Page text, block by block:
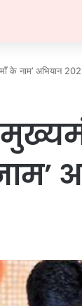
माँ के नाम’ अभियान